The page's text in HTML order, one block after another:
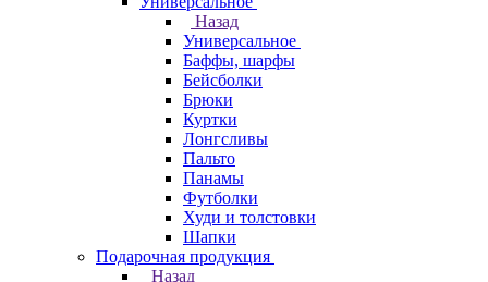
Назад
Универсальное
Баффы, шарфы
Бейсболки
Брюки
Куртки
Лонгсливы
Пальто
Панамы
Футболки
Худи и толстовки
Шапки
Подарочная продукция
Назад